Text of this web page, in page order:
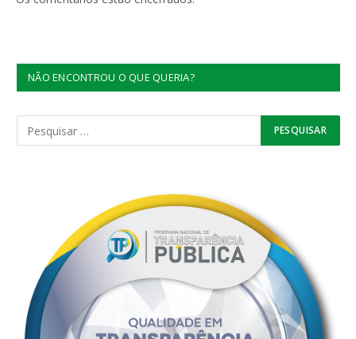
NÃO ENCONTROU O QUE QUERIA?